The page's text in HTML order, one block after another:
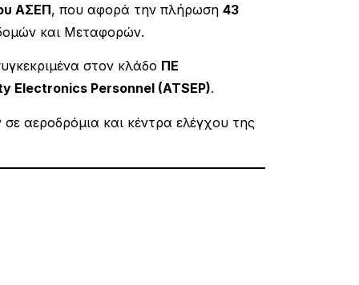
ΑΣΕΠ, που αφορά την πλήρωση 43
και Μεταφορών.
στον κλάδο ΠΕ
Electronics Personnel (ATSEP).
αεροδρόμια και κέντρα ελέγχου της